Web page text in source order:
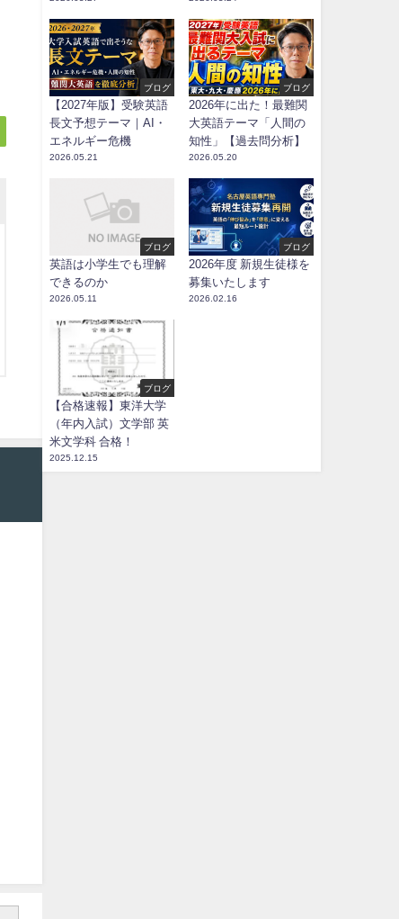
ブログ
【2027年版】受験英語
長文予想テーマ｜AI・
エネルギー危機
2026.05.21
ブログ
2026年に出た！最難関
大英語テーマ「人間の
知性」【過去問分析】
2026.05.20
ブログ
英語は小学生でも理解
できるのか
2026.05.11
ブログ
2026年度 新規生徒様を
募集いたします
2026.02.16
ブログ
【合格速報】東洋大学
（年内入試）文学部 英
米文学科 合格！
2025.12.15